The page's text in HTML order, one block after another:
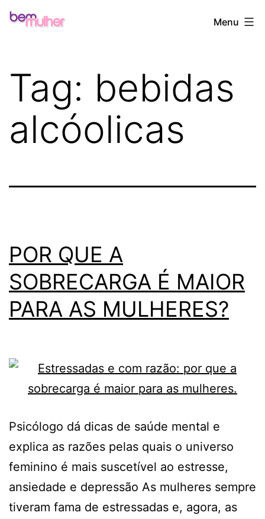
Pular
conteúdo
Bem
Menu
Tag: bebidas
alcóolicas
POR QUE A
SOBRECARGA É MAIOR
PARA AS MULHERES?
Psicólogo dá dicas de saúde mental e
explica as razões pelas quais o universo
feminino é mais suscetível ao estresse,
ansiedade e depressão As mulheres sempre
tiveram fama de estressadas e, agora, as